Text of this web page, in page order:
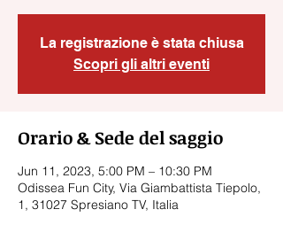
La registrazione è stata chiusa
Scopri gli altri eventi
Orario & Sede del saggio
Jun 11, 2023, 5:00 PM – 10:30 PM
Odissea Fun City, Via Giambattista Tiepolo,
1, 31027 Spresiano TV, Italia